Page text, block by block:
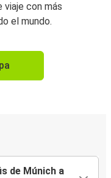
viaje con más
el mundo.
de Múnich a